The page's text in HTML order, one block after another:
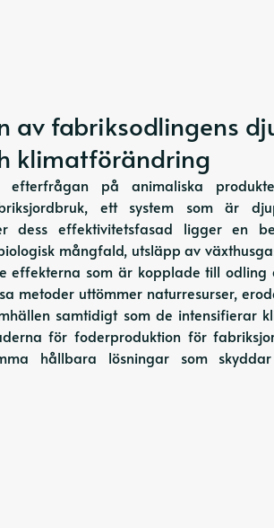
av fabriksodlingens
klimatförändring
efterfrågan på animaliska
ett system som är
dess effektivitetsfasad ligger en
mångfald, utsläpp av
effekterna som är kopplade till odling
metoder uttömmer naturresurser,
samtidigt som de intensifierar
för foderproduktion för
hållbara lösningar som